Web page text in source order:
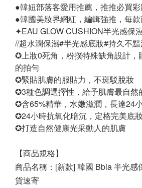
●韓妞部落客愛用推薦，推推必買彩
●韓國美妝界網紅，編輯強推，每款
✦EAU GLOW CUSHION半光感保
//超水潤保濕#半光感底妝#持久不
✪上妝0死角，粉撲特殊缺角設計，
的拍勻
✪緊貼肌膚的服貼力，不斑駁脫妝
✪3種色調選擇性，給予肌膚最自然
✪含65%精華，水嫩滋潤，長達24
✪24小時抗氧化暗沉，定格完美底
✪打造自然健康光采動人的肌膚
【商品規格】
商品名稱：[新款] 韓國 Bbia 半光感
貨速寄